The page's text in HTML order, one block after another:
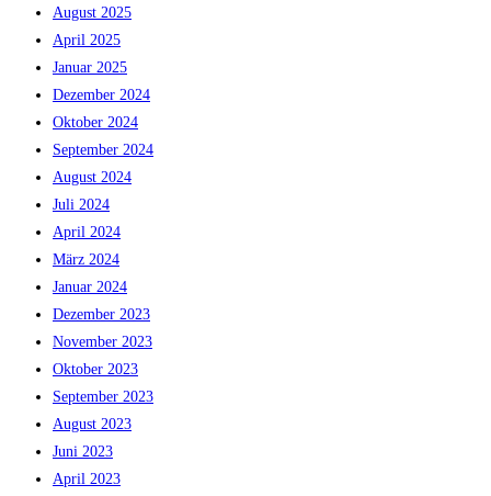
August 2025
April 2025
Januar 2025
Dezember 2024
Oktober 2024
September 2024
August 2024
Juli 2024
April 2024
März 2024
Januar 2024
Dezember 2023
November 2023
Oktober 2023
September 2023
August 2023
Juni 2023
April 2023